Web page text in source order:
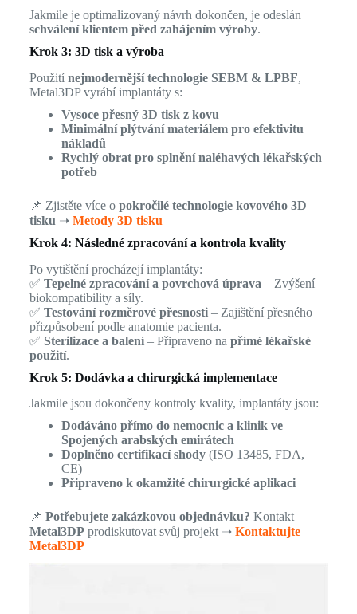
Jakmile je optimalizovaný návrh dokončen, je odeslán
schválení klientem před zahájením výroby.
Krok 3: 3D tisk a výroba
Použití nejmodernější technologie SEBM & LPBF,
Metal3DP vyrábí implantáty s:
Vysoce přesný 3D tisk z kovu
Minimální plýtvání materiálem pro efektivitu
nákladů
Rychlý obrat pro splnění naléhavých lékařských
potřeb
📌 Zjistěte více o pokročilé technologie kovového 3D
tisku ➝ Metody 3D tisku
Krok 4: Následné zpracování a kontrola kvality
Po vytištění procházejí implantáty:
✅ Tepelné zpracování a povrchová úprava – Zvýšení
biokompatibility a síly.
✅ Testování rozměrové přesnosti– Zajištění přesného
přizpůsobení podle anatomie pacienta.
✅ Sterilizace a balení– Připraveno na přímé lékařské
použití.
Krok 5: Dodávka a chirurgická implementace
Jakmile jsou dokončeny kontroly kvality, implantáty jsou:
Dodáváno přímo do nemocnic a klinik ve
Spojených arabských emirátech
Doplněno certifikací shody(ISO 13485, FDA,
CE)
Připraveno k okamžité chirurgické aplikaci
📌 Potřebujete zakázkovou objednávku? Kontakt
Metal3DPprodiskutovat svůj projekt ➝ Kontaktujte
Metal3DP